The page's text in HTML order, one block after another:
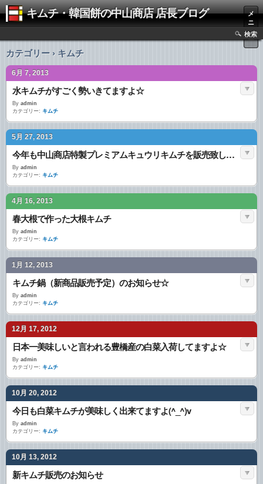
キムチ・韓国餅の中山商店 店長ブログ
メ
ニ
ュ
ー
検索
カテゴリー › キムチ
6月 7, 2013
水キムチがすごく勢いきてますよ☆
By admin
カテゴリー: キムチ
5月 27, 2013
今年も中山商店特製プレミアムキュウリキムチを販売致しますよー☆
By admin
カテゴリー: キムチ
4月 16, 2013
春大根で作った大根キムチ
By admin
カテゴリー: キムチ
1月 12, 2013
キムチ鍋（新商品販売予定）のお知らせ☆
By admin
カテゴリー: キムチ
12月 17, 2012
日本一美味しいと言われる豊橋産の白菜入荷してますよ☆
By admin
カテゴリー: キムチ
10月 20, 2012
今日も白菜キムチが美味しく出来てますよ(^_^)v
By admin
カテゴリー: キムチ
10月 13, 2012
新キムチ販売のお知らせ